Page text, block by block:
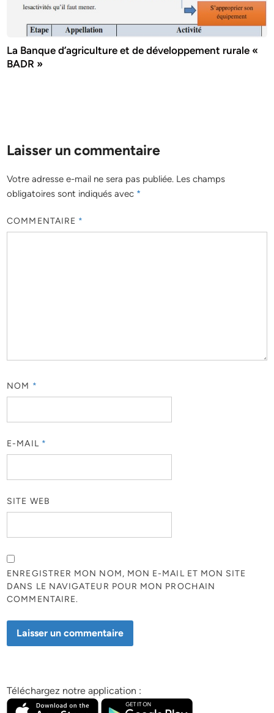
La Banque d’agriculture et de développement rurale «
BADR »
Laisser un commentaire
Votre adresse e-mail ne sera pas publiée. Les champs
obligatoires sont indiqués avec *
COMMENTAIRE *
NOM *
E-MAIL *
SITE WEB
ENREGISTRER MON NOM, MON E-MAIL ET MON SITE
DANS LE NAVIGATEUR POUR MON PROCHAIN
COMMENTAIRE.
Téléchargez notre application :